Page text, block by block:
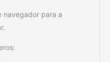
navegador para a